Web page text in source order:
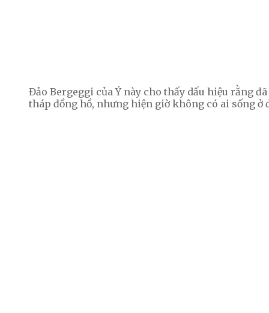
Đảo Bergeggi của Ý này cho thấy dấu hiệu rằng
tháp đồng hồ, nhưng hiện giờ không có ai sống ở